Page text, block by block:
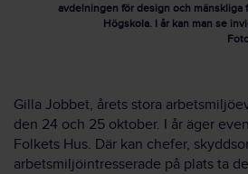
avdelningen för design och mänskliga
Högskola. I år kan man se
Gilla Jobbet, årets stora
den 24 och 25 oktober. I år äger
Folkets Hus. Där kan chefer,
arbetsmiljöintresserade på plats ta